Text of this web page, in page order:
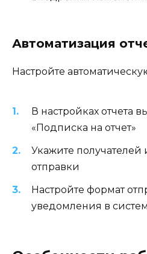
Автоматизация
Настройте
В настройках отчета
«Подписка на отчет»
Укажите
отправки
Настройте формат
уведомления в